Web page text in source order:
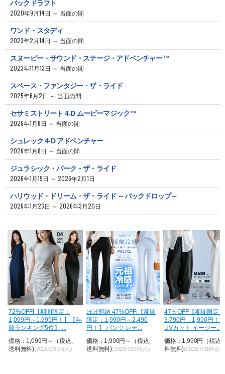
バックドラフト
2020年9月14日 ～ 当面の間
ワンド・スタディ
2023年2月14日 ～ 当面の間
スヌーピー・サウンド・ステージ・アドベンチャー™
2023年11月13日 ～ 当面の間
スペース・ファンタジー・ザ・ライド
2025年6月2日 ～ 当面の間
セサミストリート 4-D ムービーマジック™
2026年1月8日 ～ 当面の間
シュレック 4-D アドベンチャー
2026年1月8日 ～ 当面の間
ジュラシック・パーク・ザ・ライド
2026年1月19日 ～ 2026年2月1日
ハリウッド・ドリーム・ザ・ライド ～バックドロップ～
2026年1月23日 ～ 2026年3月20日
72%OFF!【期間限定：
1,099円～1,999円！】【年
間ランキング5位】 ...
価格：1,099円～（税込、
送料無料)(2026/7/31時点)
ほぼ即納 47%OFF!【期間
限定：1,990円～2,490
円！】 パンツ レデ...
価格：1,990円～（税込、
送料無料)(2026/7/31時点)
47％OFF【期間限定：
3,790円→1,990円！】
UVカット イージー...
価格：1,990円（税込
料無料)(2026/7/31時点)